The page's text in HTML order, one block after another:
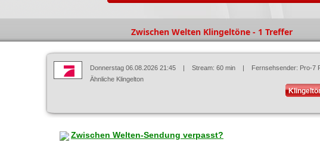
Zwischen Welten Klingeltöne - 1 Treffer
Donnerstag 06.08.2026 21:45 | Stream: 60 min | Fernsehsender: Pro-7
Ähnliche Klingelton
Zwischen Welten-Sendung verpasst?